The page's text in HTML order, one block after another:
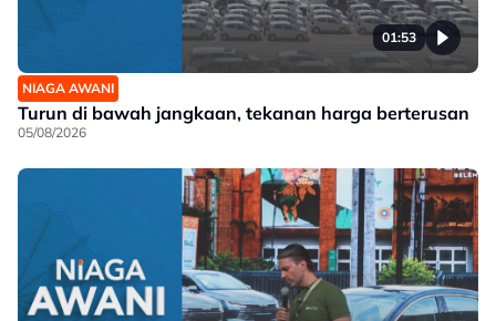
01:53
NIAGA AWANI
Turun di bawah jangkaan, tekanan harga berterusan
05/08/2026